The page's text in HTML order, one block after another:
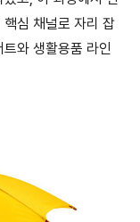
심 채널로 자리 잡
와 생활용품 라인